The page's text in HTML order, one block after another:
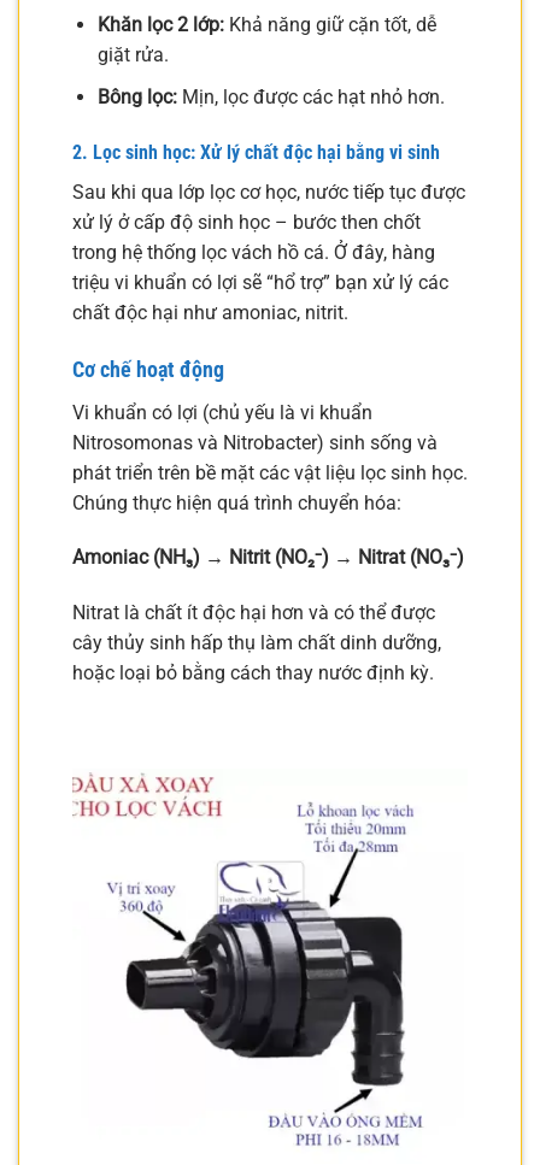
Khăn lọc 2 lớp:Khả năng giữ cặn tốt, dễ
giặt rửa.
Bông lọc:Mịn, lọc được các hạt nhỏ hơn.
2. Lọc sinh học: Xử lý chất độc hại bằng vi sinh
Sau khi qua lớp lọc cơ học, nước tiếp tục được
xử lý ở cấp độ sinh học – bước then chốt
trong hệ thống lọc vách hồ cá. Ở đây, hàng
triệu vi khuẩn có lợi sẽ “hổ trợ” bạn xử lý các
chất độc hại như amoniac, nitrit.
Cơ chế hoạt động
Vi khuẩn có lợi (chủ yếu là vi khuẩn
Nitrosomonas và Nitrobacter) sinh sống và
phát triển trên bề mặt các vật liệu lọc sinh học.
Chúng thực hiện quá trình chuyển hóa:
Amoniac (NH₃) → Nitrit (NO₂⁻) → Nitrat (NO₃⁻)
Nitrat là chất ít độc hại hơn và có thể được
cây thủy sinh hấp thụ làm chất dinh dưỡng,
hoặc loại bỏ bằng cách thay nước định kỳ.